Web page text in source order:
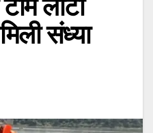
लौटी
संध्या